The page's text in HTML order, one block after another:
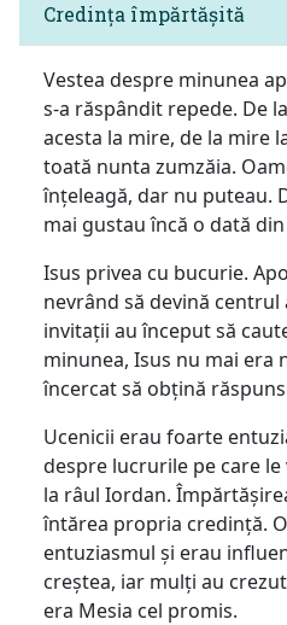
Credința împărtășită
Vestea despre minunea
s-a răspândit repede. De
acesta la mire, de la mire
toată nunta zumzăia.
înțeleagă, dar nu puteau.
mai gustau încă o dată
Isus privea cu bucurie.
nevrând să devină centrul
invitații au început să
minunea, Isus nu mai era
încercat să obțină
Ucenicii erau foarte
despre lucrurile pe care le
la râul Iordan.
întărea propria credință.
entuziasmul și erau
creștea, iar mulți au
era Mesia cel promis.